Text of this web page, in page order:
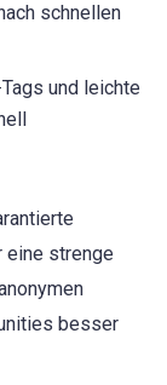
schnellen
und leichte
eine strenge
besser